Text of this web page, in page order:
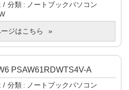
分類
ノートブックパソコン
ジはこちら
PSAW61RDWTS4V-A
分類
ノートブックパソコン